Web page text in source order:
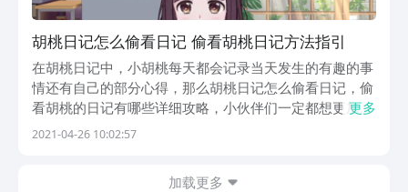
胡桃日记怎么偷看日记 偷看胡桃日记方法指引
在胡桃日记中，小胡桃每天都会记录当天发生的有趣的事
情还有自己的部分心得，那么胡桃日记怎么偷看日记，偷
看胡桃的日记有哪些详细攻略，小伙伴们一定都想更加了
解自己家小胡桃，一起来了解一下吧。
更多
2021-04-26 10:02:57
加载更多